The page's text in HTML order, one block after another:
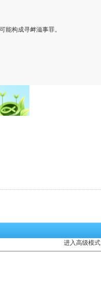
能构成寻衅滋事罪。
进入高级模式